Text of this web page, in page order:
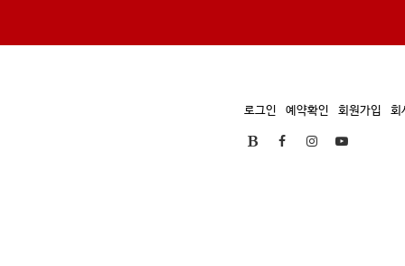
로그인 예약확인 회원가입 회